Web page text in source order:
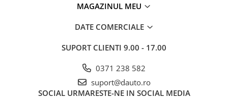
Protectii si pasaje roti
Electrice auto, camioane si remorci
Borne si Conectori Baterie Auto
Cabluri Auto Spiralate
Cabluri Multifilare Auto
MAGAZINUL MEU
DATE COMERCIALE
SUPORT CLIENTI 9.00 - 17.00
0371 238 582
suport@dauto.ro
SOCIAL URMARESTE-NE IN SOCIAL MEDIA